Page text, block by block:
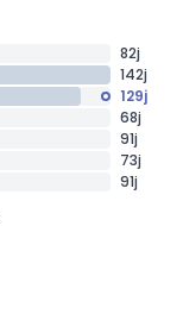
82j
142j
129j
68j
91j
73j
91j